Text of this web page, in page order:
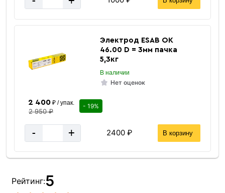
Электрод ESAB ОК
46.00 D = 3мм пачка
5,3кг
В наличии
Нет оценок
2 400₽ / упак.
2 950 ₽
- 19%
- + 2400 ₽ В корзину
Рейтинг:5